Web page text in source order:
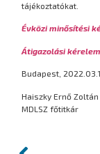
tájékoztatókat.
Évközi minősítési
Átigazolási
Budapest,
Haiszky Ernő Zoltán
MDLSZ főtitkár